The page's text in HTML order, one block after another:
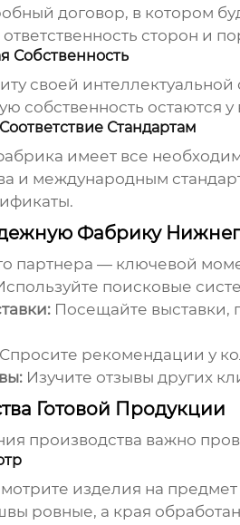
договор, в котором
сторон и
Собственность
своей
собственность остаются у
Стандартам
имеет все
и международным
Фабрику
партнера — ключевой
поисковые
Посещайте выставки,
рекомендации у
Изучите отзывы других
Готовой Продукции
производства важно
изделия на
ровные, а края